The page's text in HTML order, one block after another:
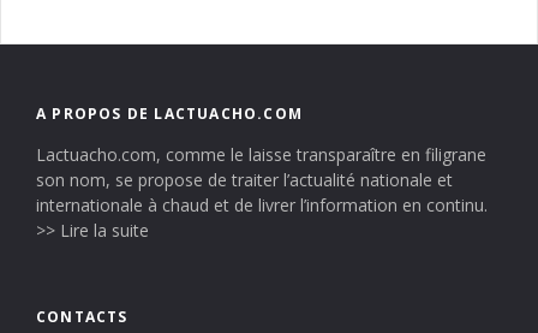
A PROPOS DE LACTUACHO.COM
Lactuacho.com, comme le laisse transparaître en filigrane
son nom, se propose de traiter l’actualité nationale et
internationale à chaud et de livrer l’information en continu.
>> Lire la suite
CONTACTS